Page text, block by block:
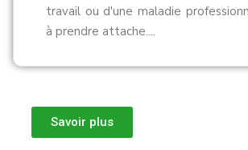
travail ou d'une maladie
à prendre attache....
Savoir plus